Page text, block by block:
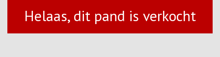
Helaas, dit pand is verkocht